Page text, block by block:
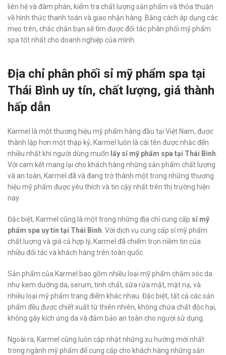
liên hệ và đàm phán, kiểm tra chất lượng sản phẩm và thỏa thuận
về hình thức thanh toán và giao nhận hàng. Bằng cách áp dụng các
mẹo trên, chắc chắn bạn sẽ tìm được đối tác phân phối mỹ phẩm
spa tốt nhất cho doanh nghiệp của mình.
Địa chỉ phân phối sỉ mỹ phẩm spa tại
Thái Bình uy tín, chất lượng, giá thành
hấp dẫn
Karmel là một thương hiệu mỹ phẩm hàng đầu tại Việt Nam, được
thành lập hơn một thập kỷ, Karmel luôn là cái tên được nhắc đến
nhiều nhất khi người dùng muốn lấy sỉ mỹ phẩm spa tại Thái Bình
Với cam kết mang lại cho khách hàng những sản phẩm chất lượng
và an toàn, Karmel đã và đang trở thành một trong những thương
hiệu mỹ phẩm được yêu thích và tin cậy nhất trên thị trường hiện
nay.
Đặc biệt, Karmel cũng là một trong những địa chỉ cung cấp sỉ mỹ
phẩm spa uy tín tại Thái Bình . Với dịch vụ cung cấp sỉ mỹ phẩm
chất lượng và giá cả hợp lý, Karmel đã chiếm trọn niềm tin của
nhiều đối tác và khách hàng trên toàn quốc.
Sản phẩm của Karmel bao gồm nhiều loại mỹ phẩm chăm sóc da
như kem dưỡng da, serum, tinh chất, sữa rửa mặt, mặt nạ, và
nhiều loại mỹ phẩm trang điểm khác nhau. Đặc biệt, tất cả các sản
phẩm đều được chiết xuất từ thiên nhiên, không chứa chất độc hại,
không gây kích ứng da và đảm bảo an toàn cho người sử dụng.
Ngoài ra, Karmel cũng luôn cập nhật những xu hướng mới nhất
trong ngành mỹ phẩm để cung cấp cho khách hàng những sản